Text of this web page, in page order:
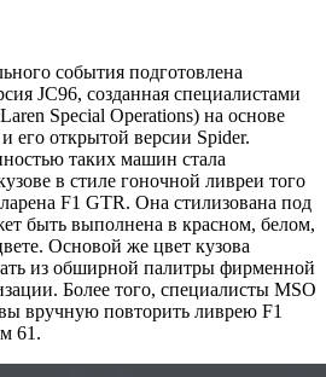
события подготовлена
JC96, созданная специалистами
Special Operations) на основе
его открытой версии Spider.
таких машин стала
в стиле гоночной ливреи того
F1 GTR. Она стилизована под
быть выполнена в красном, белом,
Основой же цвет кузова
из обширной палитры фирменной
Более того, специалисты MSO
вручную повторить ливрею F1
61.